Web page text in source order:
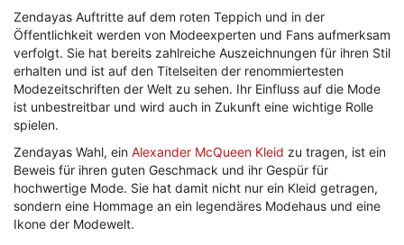
Zendayas Auftritte auf dem roten Teppich und in der
Öffentlichkeit werden von Modeexperten und Fans aufmerksam
verfolgt. Sie hat bereits zahlreiche Auszeichnungen für ihren Stil
erhalten und ist auf den Titelseiten der renommiertesten
Modezeitschriften der Welt zu sehen. Ihr Einfluss auf die Mode
ist unbestreitbar und wird auch in Zukunft eine wichtige Rolle
spielen.
Zendayas Wahl, ein Alexander McQueen Kleid zu tragen, ist ein
Beweis für ihren guten Geschmack und ihr Gespür für
hochwertige Mode. Sie hat damit nicht nur ein Kleid getragen,
sondern eine Hommage an ein legendäres Modehaus und eine
Ikone der Modewelt.